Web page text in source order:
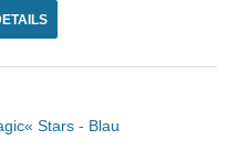
Stars - Blau